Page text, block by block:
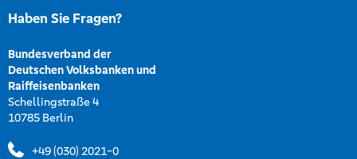
Haben Sie Fragen?
Bundesverband der
Deutschen Volksbanken und
Raiffeisenbanken
Schellingstraße 4
10785 Berlin
+49 (030) 2021-0